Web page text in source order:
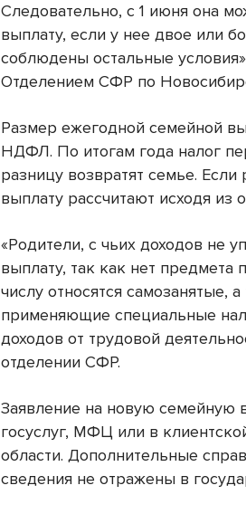
Следовательно, с 1 июня она
выплату, если у нее двое или
соблюдены остальные
Отделением СФР по
Размер ежегодной семейной
НДФЛ. По итогам года налог
разницу возвратят семье.
выплату рассчитают исходя
«Родители, с чьих доходов не
выплату, так как нет предмета
числу относятся самозанятые,
применяющие специальные
доходов от трудовой
отделении СФР.
Заявление на новую семейную
госуслуг, МФЦ или в
области. Дополнительные
сведения не отражены в